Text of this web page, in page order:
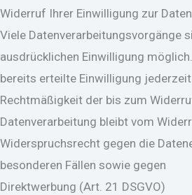
Widerruf Ihrer Einwilligung zur
Viele Datenverarbeitungsvorgänge
ausdrücklichen Einwilligung
bereits erteilte Einwilligung
Rechtmäßigkeit der bis zum
Datenverarbeitung bleibt vom
Widerspruchsrecht gegen die
besonderen Fällen sowie gegen
Direktwerbung (Art. 21 DSGVO)